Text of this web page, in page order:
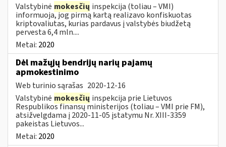
Valstybinė mokesčių inspekcija (toliau – VMI)
informuoja, jog pirmą kartą realizavo konfiskuotas
kriptovaliutas, kurias pardavus į valstybės biudžetą
pervesta 6,4 mln....
Metai: 2020
Dėl mažųjų bendrijų narių pajamų
apmokestinimo
Web turinio sąrašas 2020-12-16
Valstybinė mokesčių inspekcija prie Lietuvos
Respublikos finansų ministerijos (toliau – VMI prie FM),
atsižvelgdama į 2020-11-05 įstatymu Nr. XIII-3359
pakeistas Lietuvos...
Metai: 2020